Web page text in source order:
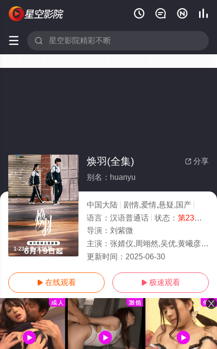
   
 
1-23全集/大结局
 分享
焕羽(全集)
别名：huanyu
中国大陆 剧情,爱情,悬疑,国产
语言： 汉语普通话 状态： 第23集完结
导演： 刘紫微
主演： 张婧仪,周翊然,吴优,黄曦彦,刘丹,王艺荻,陈玺旭,黄毅,孙天宇,何廖侣匀,刘孜,曹卫宇,吕晓霖,崔航
更新时间： 2025-06-30
 在线观看  极速观看